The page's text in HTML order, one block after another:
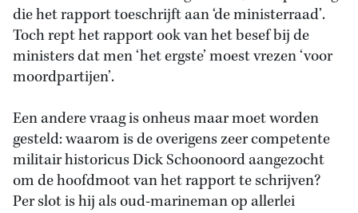
die het rapport toeschrijft aan ‘de ministerraad’.
Toch rept het rapport ook van het besef bij de
ministers dat men ‘het ergste’ moest vrezen ‘voor
moordpartijen’.
Een andere vraag is onheus maar moet worden
gesteld: waarom is de overigens zeer competente
militair historicus Dick Schoonoord aangezocht
om de hoofdmoot van het rapport te schrijven?
Per slot is hij als oud-marineman op allerlei